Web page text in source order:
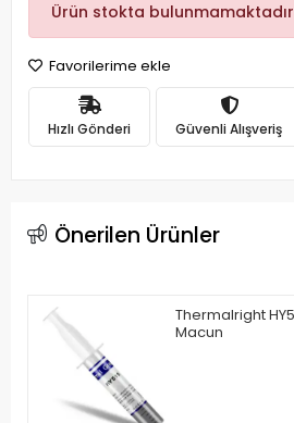
Ürün stokta
Favorilerime ekle
Hızlı Gönderi Güvenli Alışveriş
Önerilen Ürünler
Thermalright
Macun